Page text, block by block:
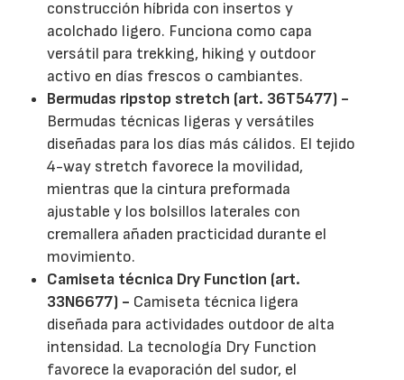
construcción híbrida con insertos y
acolchado ligero. Funciona como capa
versátil para trekking, hiking y outdoor
activo en días frescos o cambiantes.
Bermudas ripstop stretch (art. 36T5477) -
Bermudas técnicas ligeras y versátiles
diseñadas para los días más cálidos. El tejido
4-way stretch favorece la movilidad,
mientras que la cintura preformada
ajustable y los bolsillos laterales con
cremallera añaden practicidad durante el
movimiento.
Camiseta técnica Dry Function (art.
33N6677) - Camiseta técnica ligera
diseñada para actividades outdoor de alta
intensidad. La tecnología Dry Function
favorece la evaporación del sudor, el